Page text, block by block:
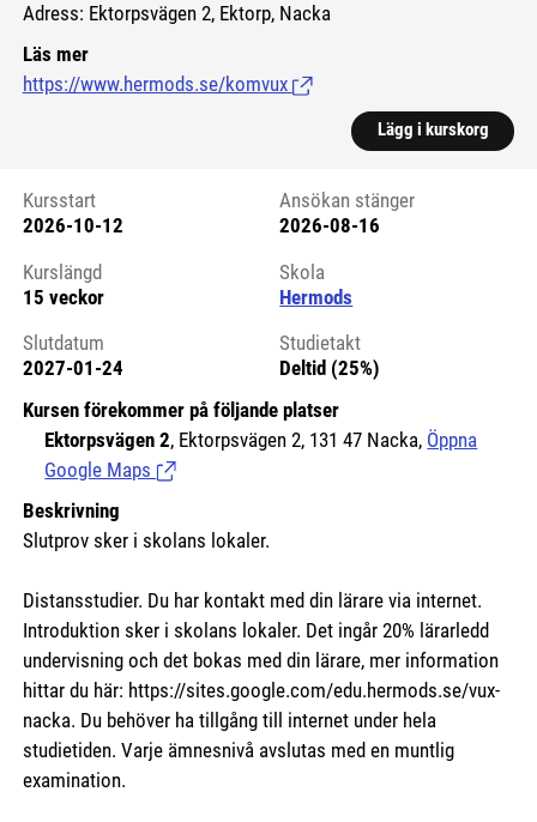
Adress: Ektorpsvägen 2, Ektorp, Nacka
Läs mer
https://www.hermods.se/komvux (Länk till extern sida.)
Lägg i kurskorg
Kursstart 6125137
Kursstart
2026-10-12
Ansökan stänger
2026-08-16
Kurslängd
15 veckor
Skola
Hermods
Slutdatum
2027-01-24
Studietakt
Deltid (25%)
Kursen förekommer på följande platser
Ektorpsvägen 2, Ektorpsvägen 2, 131 47 Nacka, Öppna
Google Maps (Länk till extern sida.)
Beskrivning
Slutprov sker i skolans lokaler.
Distansstudier. Du har kontakt med din lärare via internet.
Introduktion sker i skolans lokaler. Det ingår 20% lärarledd
undervisning och det bokas med din lärare, mer information
hittar du här: https://sites.google.com/edu.hermods.se/vux-
nacka. Du behöver ha tillgång till internet under hela
studietiden. Varje ämnesnivå avslutas med en muntlig
examination.